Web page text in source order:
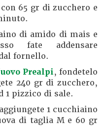
65 gr di zucchero e
di amido di mais e
fate addensare
fornello.
Prealpi, fondetelo
240 gr di zucchero,
1 pizzico di sale.
1 cucchiaino
di taglia M e 60 gr